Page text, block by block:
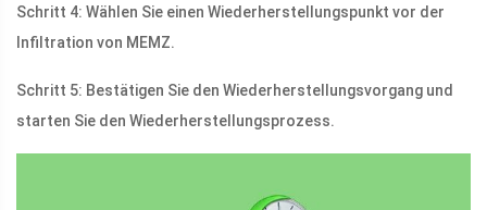
Schritt 4: Wählen Sie einen Wiederherstellungspunkt vor der
Infiltration von MEMZ.
Schritt 5: Bestätigen Sie den Wiederherstellungsvorgang und
starten Sie den Wiederherstellungsprozess.